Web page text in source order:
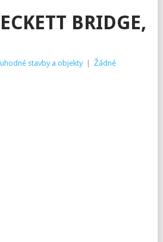
BRIDGE,
stavby a objekty
Žádné